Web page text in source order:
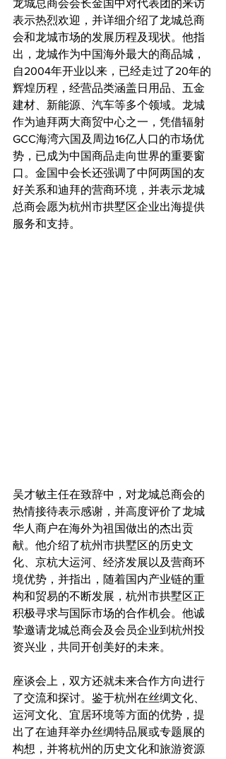
龙城总商会会长金国中对代表团的来访
表示热烈欢迎，并详细介绍了龙城总商
会和龙城市场的发展历程及现状。他指
出，龙城作为中国海外最大的商品城，
自2004年开业以来，已经走过了20年的
辉煌历程，经营品类涵盖日用品、五金
建材、新能源、汽车等多个领域。龙城
作为迪拜两大商贸中心之一，凭借辐射
GCC海湾六国及周边16亿人口的市场优
势，已成为中国商品走向世界的重要窗
口。金国中会长还强调了中阿两国的友
好关系和迪拜的营商环境，并表示龙城
总商会愿为杭州市拱墅区企业出海提供
服务和支持。
吴才敏主任在致辞中，对龙城总商会的
热情接待表示感谢，并高度评价了龙城
华人商户在海外为祖国做出的杰出贡
献。他介绍了杭州市拱墅区的历史文
化、京杭大运河、经济发展以及营商环
境优势，并指出，随着国内产业链的重
构和贸易的不断发展，杭州市拱墅区正
积极寻求与国际市场的合作机会。他诚
挚邀请龙城总商会及会员企业到杭州投
资兴业，共同开创美好的未来。
座谈会上，双方还就未来合作方向进行
了交流和探讨。鉴于杭州在丝绸文化、
运河文化、宜居环境等方面的优势，提
出了在迪拜举办丝绸特品展或专题展的
构想，并将杭州的历史文化和旅游资源